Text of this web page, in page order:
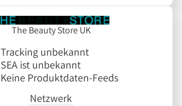
The Beauty Store UK
Tracking unbekannt
SEA ist unbekannt
Keine Produktdaten-Feeds
Netzwerk